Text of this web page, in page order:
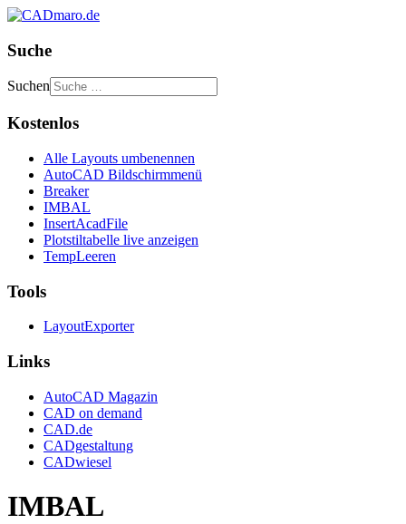
Suche
Suchen
Kostenlos
Alle Layouts umbenennen
AutoCAD Bildschirmmenü
Breaker
IMBAL
InsertAcadFile
Plotstiltabelle live anzeigen
TempLeeren
Tools
LayoutExporter
Links
AutoCAD Magazin
CAD on demand
CAD.de
CADgestaltung
CADwiesel
IMBAL